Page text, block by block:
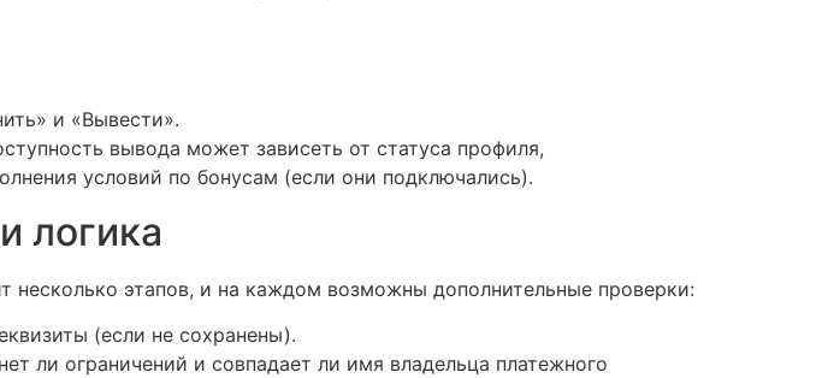
и «Вывести».
вывода может зависеть от статуса профиля,
условий по бонусам (если они подключались).
логика
этапов, и на каждом возможны дополнительные проверки:
(если не сохранены).
ли ограничений и совпадает ли имя владельца платежного